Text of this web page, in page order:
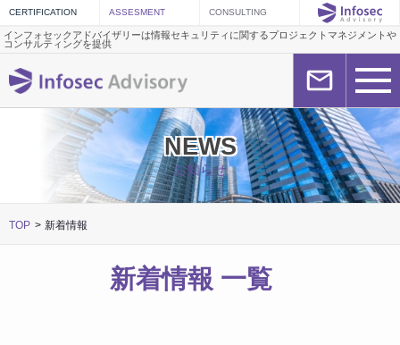
インフォセックアドバイザリーは情報セキュリティに関するプロジェクトマネジメントや
コンサルティングを提供
NEWS
お知らせ
TOP 新着情報
新着情報 一覧